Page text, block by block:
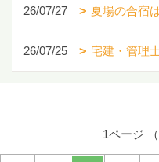
26/07/27 夏場の合宿
26/07/25 宅建・管理
1ページ